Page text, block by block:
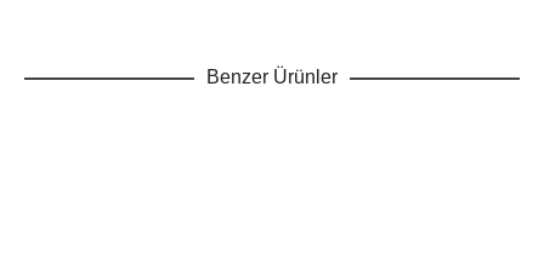
Benzer Ürünler